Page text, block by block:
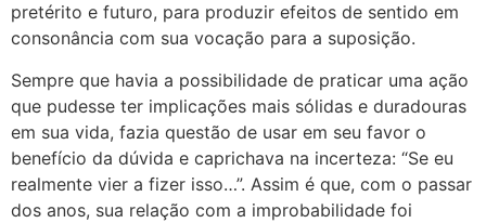
pretérito e futuro, para produzir efeitos de sentido em
consonância com sua vocação para a suposição.
Sempre que havia a possibilidade de praticar uma ação
que pudesse ter implicações mais sólidas e duradouras
em sua vida, fazia questão de usar em seu favor o
benefício da dúvida e caprichava na incerteza: “Se eu
realmente vier a fizer isso…”. Assim é que, com o passar
dos anos, sua relação com a improbabilidade foi